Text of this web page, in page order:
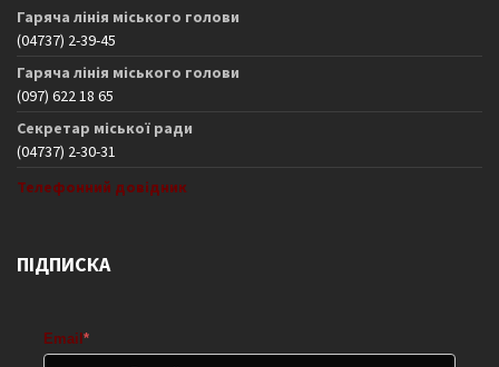
Гаряча лінія міського голови
(04737) 2-39-45
Гаряча лінія міського голови
(097) 622 18 65
Секретар міської ради
(04737) 2-30-31
Телефонний довідник
ПІДПИСКА
Email *